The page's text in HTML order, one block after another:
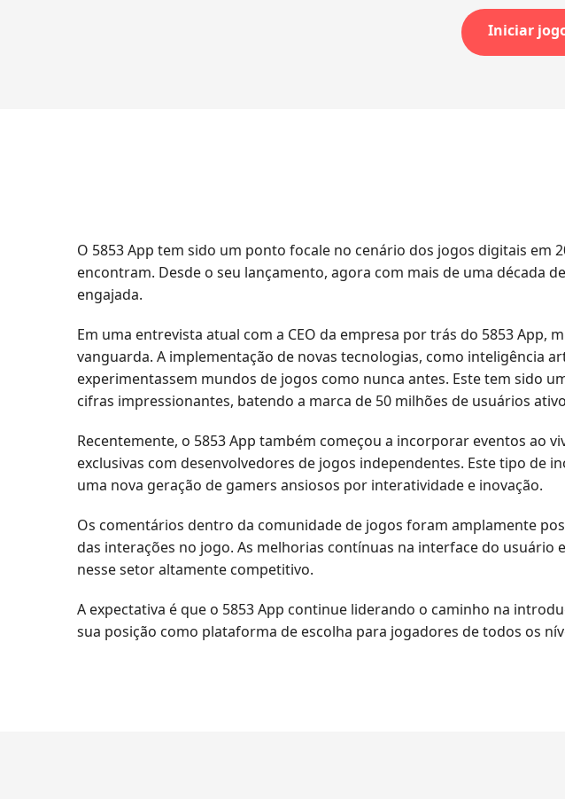
Iniciar
O 5853 App tem sido um ponto focale no cenário dos jogos digitais
encontram. Desde o seu lançamento, agora com mais de uma década
engajada.
Em uma entrevista atual com a CEO da empresa por trás do 5853
vanguarda. A implementação de novas tecnologias, como inteligência
experimentassem mundos de jogos como nunca antes. Este tem sido
cifras impressionantes, batendo a marca de 50 milhões de usuários
Recentemente, o 5853 App também começou a incorporar eventos ao
exclusivas com desenvolvedores de jogos independentes. Este tipo de
uma nova geração de gamers ansiosos por interatividade e inovação.
Os comentários dentro da comunidade de jogos foram amplamente
das interações no jogo. As melhorias contínuas na interface do
nesse setor altamente competitivo.
A expectativa é que o 5853 App continue liderando o caminho na
sua posição como plataforma de escolha para jogadores de todos os